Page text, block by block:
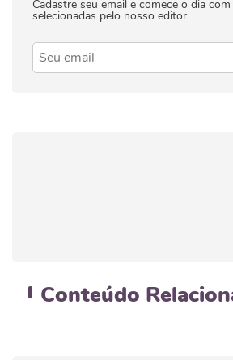
Cadastre seu email e comece o dia
selecionadas pelo nosso editor
Conteúdo